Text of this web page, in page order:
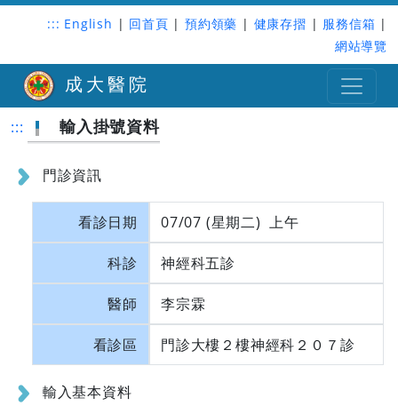
::: English | 回首頁 | 預約領藥 | 健康存摺 | 服務信箱 |
網站導覽
成大醫院
::: 輸入掛號資料
門診資訊
看診日期 07/07 (星期二) 上午
科診 神經科五診
醫師 李宗霖
看診區 門診大樓２樓神經科２０７診
輸入基本資料